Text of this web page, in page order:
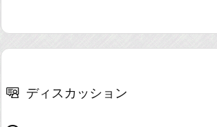
ディスカッション